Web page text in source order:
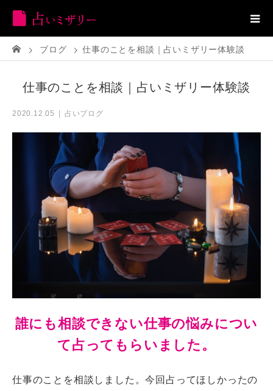
ブログ 仕事のことを相談｜占いミザリー体験談
仕事のことを相談｜占いミザリー体験談
2020.12.05 占いブログ
誰にも相談できない仕事の悩みについ
て占ってもらいました。
仕事のことを相談しました。今回占ってほしかったの